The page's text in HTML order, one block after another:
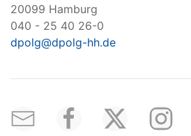
20099 Hamburg
040 - 25 40 26-0
dpolg@dpolg-hh.de